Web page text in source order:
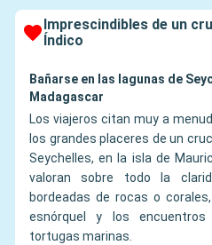
Imprescindibles de un
Índico
Bañarse en las lagunas de
Madagascar
Los viajeros citan muy a
los grandes placeres de un
Seychelles, en la isla de
valoran sobre todo la
bordeadas de rocas o
esnórquel y los
tortugas marinas.